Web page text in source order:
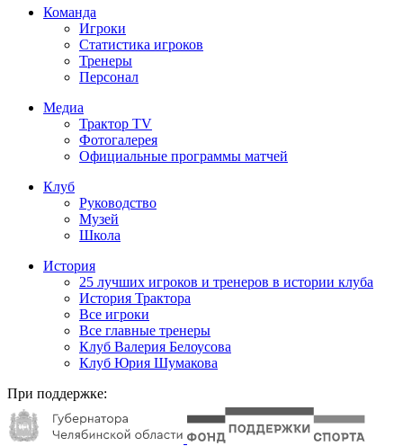
Команда
Игроки
Статистика игроков
Тренеры
Персонал
Медиа
Трактор TV
Фотогалерея
Официальные программы матчей
Клуб
Руководство
Музей
Школа
История
25 лучших игроков и тренеров в истории клуба
История Трактора
Все игроки
Все главные тренеры
Клуб Валерия Белоусова
Клуб Юрия Шумакова
При поддержке: